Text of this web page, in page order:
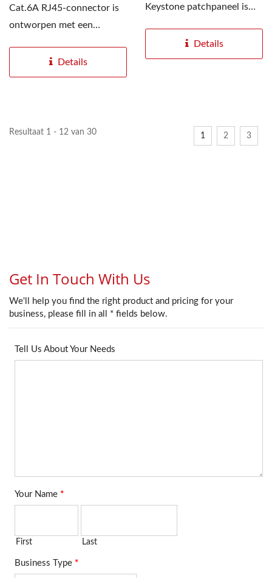
Cat.6A RJ45-connector is
ontworpen met een
van 1,6 mm, geschikt...
Details
Keystone patchpaneel is
kabelorganisatie...
Details
Resultaat 1 - 12 van 30 1 2 3